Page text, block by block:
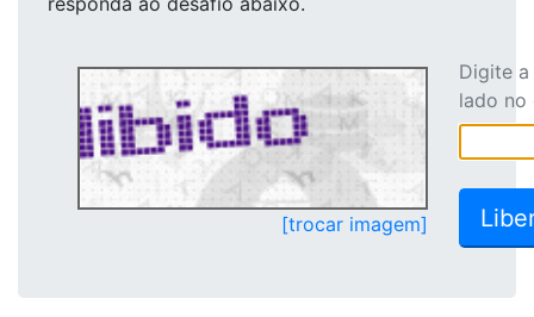
[trocar imagem]
Digite
lado no